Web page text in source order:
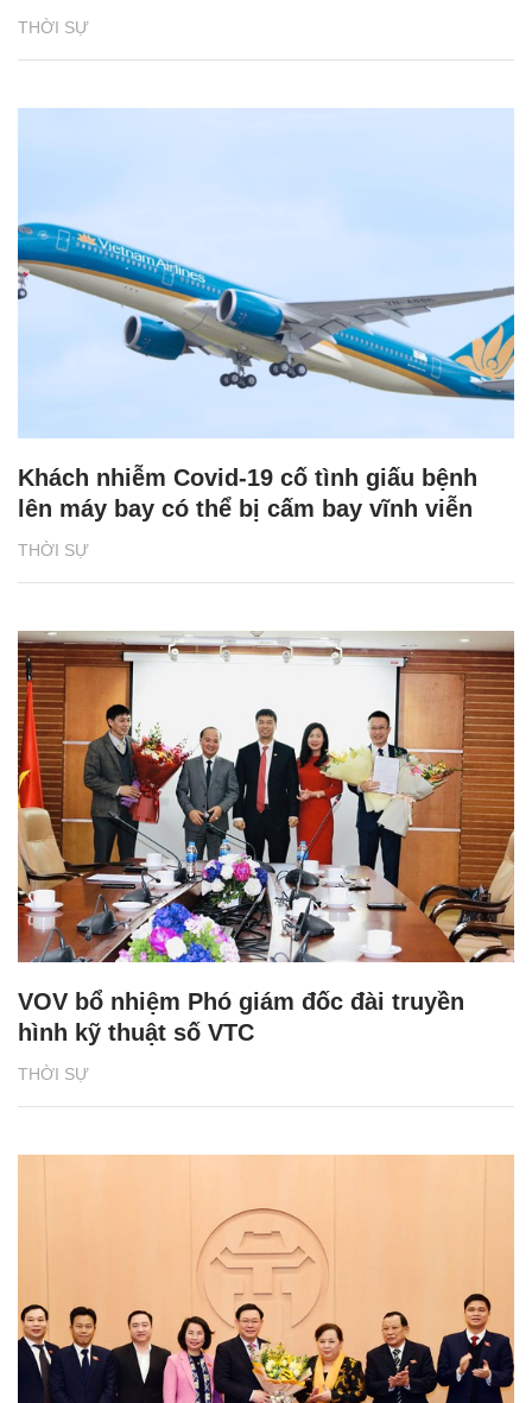
THỜI SỰ
THỜI SỰ
Khách nhiễm Covid-19 cố tình giấu bệnh
lên máy bay có thể bị cấm bay vĩnh viễn
THỜI SỰ
VOV bổ nhiệm Phó giám đốc đài truyền
hình kỹ thuật số VTC